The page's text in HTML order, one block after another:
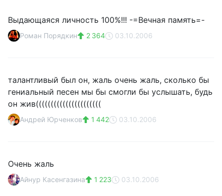
Выдающаяся личность 100%!!! -=Вечная память=-
Роман Порядкин 2 364 03.10.2006
талантливый был он, жаль очень жаль, сколько бы
гениальный песен мы бы смогли бы услышать, будь
он жив((((((((((((((((((((((
Андрей Юрченков 1 442 03.10.2006
Очень жаль
Айнур Касенгазина 1 223 03.10.2006